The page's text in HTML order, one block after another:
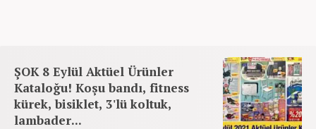
ŞOK 8 Eylül Aktüel Ürünler
Kataloğu! Koşu bandı, fitness
kürek, bisiklet, 3'lü koltuk,
lambader...